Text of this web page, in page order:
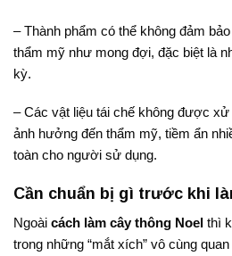
– Thành phẩm có thể không đảm
thẩm mỹ như mong đợi, đặc biệt là
kỳ.
– Các vật liệu tái chế không được
ảnh hưởng đến thẩm mỹ, tiềm ẩn
toàn cho người sử dụng.
Cần chuẩn bị gì trước khi
Ngoài cách làm cây thông Noel thì
trong những “mắt xích” vô cùng